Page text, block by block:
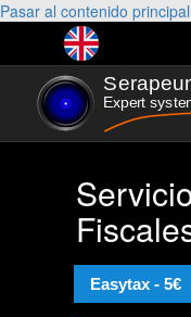
Pasar al contenido principal
Easytax - 5€